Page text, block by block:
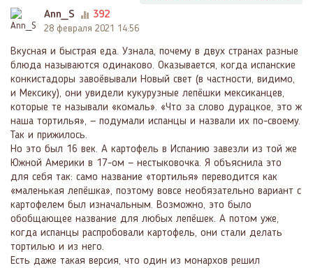
Ann_S
392
28 февраля 2021 14:56
Вкусная и быстрая еда. Узнала, почему в двух странах разные
блюда называются одинаково. Оказывается, когда испанские
конкистадоры завоёвывали Новый свет (в частности, видимо,
и Мексику), они увидели кукурузные лепёшки мексиканцев,
которые те называли «комаль». «Что за слово дурацкое, это ж
наша тортилья», — подумали испанцы и назвали их по-своему.
Так и прижилось.
Но это был 16 век. А картофель в Испанию завезли из той же
Южной Америки в 17-ом — нестыковочка. Я объяснила это
для себя так: само название «тортилья» переводится как
«маленькая лепёшка», поэтому вовсе необязательно вариант с
картофелем был изначальным. Возможно, это было
обобщающее название для любых лепёшек. А потом уже,
когда испанцы распробовали картофель, они стали делать
тортилью и из него.
Есть даже такая версия, что один из монархов решил